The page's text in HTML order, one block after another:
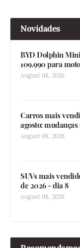
Novidades
BYD Dolphin
109.990 para
August 08, 2026
Carros mais
agosto:
August 08, 2026
SUVs mais
de 2026 - dia 8
August 08, 2026